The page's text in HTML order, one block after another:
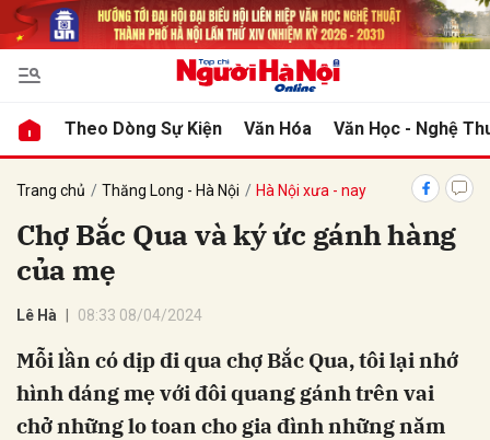
Theo Dòng Sự Kiện Văn Hóa Văn Học - Nghệ
Trang chủ Thăng Long - Hà Nội Hà Nội xưa - nay
Chợ Bắc Qua và ký ức gánh hàng
của mẹ
Lê Hà 08:33 08/04/2024
Mỗi lần có dịp đi qua chợ Bắc Qua, tôi lại nhớ
hình dáng mẹ với đôi quang gánh trên vai
chở những lo toan cho gia đình những năm
luận
Hủy